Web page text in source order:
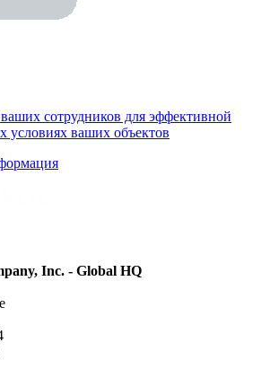
сотрудников для эффективной
условиях ваших объектов
Inc. - Global HQ